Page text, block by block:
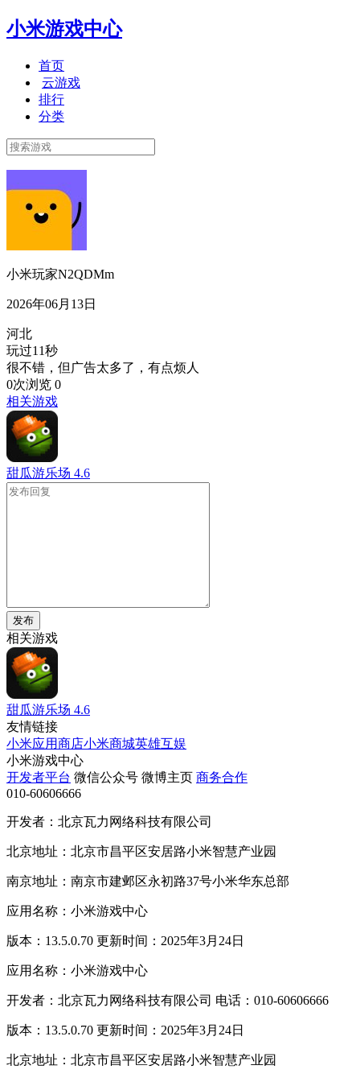
小米游戏中心
首页
云游戏
排行
分类
小米玩家N2QDMm
2026年06月13日
河北
玩过11秒
很不错，但广告太多了，有点烦人
0次浏览 0
相关游戏
甜瓜游乐场 4.6
发布
相关游戏
甜瓜游乐场 4.6
友情链接
小米应用商店小米商城英雄互娱
小米游戏中心
开发者平台 微信公众号 微博主页 商务合作
010-60606666
开发者：北京瓦力网络科技有限公司
北京地址：北京市昌平区安居路小米智慧产业园
南京地址：南京市建邺区永初路37号小米华东总部
应用名称：小米游戏中心
版本：13.5.0.70 更新时间：2025年3月24日
应用名称：小米游戏中心
开发者：北京瓦力网络科技有限公司 电话：010-60606666
版本：13.5.0.70 更新时间：2025年3月24日
北京地址：北京市昌平区安居路小米智慧产业园